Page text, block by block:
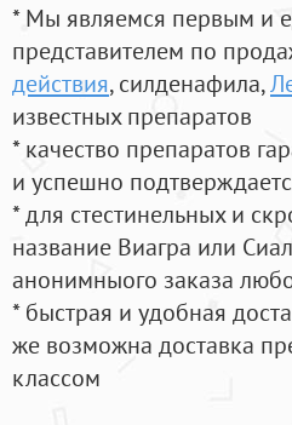
* Мы являемся первым и
представителем по
действия, силденафила,
известных препаратов
* качество препаратов
и успешно
* для стестинельных и
название Виагра или
анонимныого заказа
* быстрая и удобная
же возможна доставка
классом